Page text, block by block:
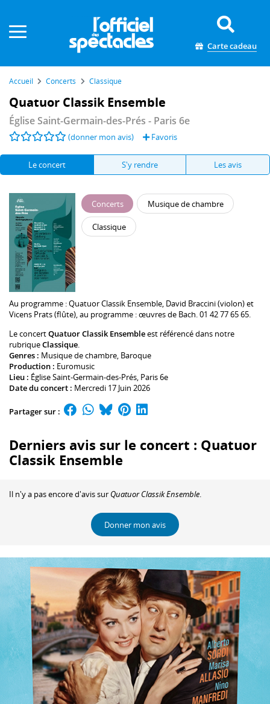
Carte cadeau
Accueil Concerts Classique
Quatuor Classik Ensemble
Église Saint-Germain-des-Prés - Paris 6e
(donner mon avis) Favoris
Le concert S'y rendre Les avis
Concerts Musique de chambre
Classique
Au programme :Quatuor Classik Ensemble, David Braccini(violon) et
Vicens Prats(flûte), au programme : œuvres de Bach. 01 42 77 65 65.
Le concertQuatuor Classik Ensembleest référencé dans notre
rubriqueClassique.
Genres : Musique de chambre, Baroque
Production : Euromusic
Lieu : Église Saint-Germain-des-Prés, Paris 6e
Date du concert : Mercredi 17 Juin 2026
Partager sur :
Derniers avis sur le concert : Quatuor
Classik Ensemble
Il n'y a pas encore d'avis sur Quatuor Classik Ensemble.
Donner mon avis